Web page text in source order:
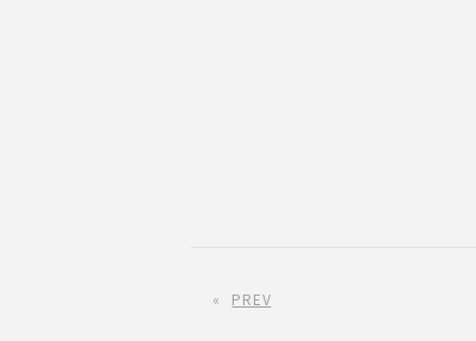
« PREV